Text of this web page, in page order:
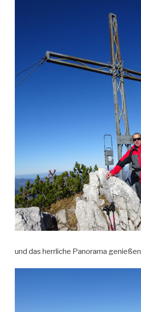
und das herrliche Panorama genießen